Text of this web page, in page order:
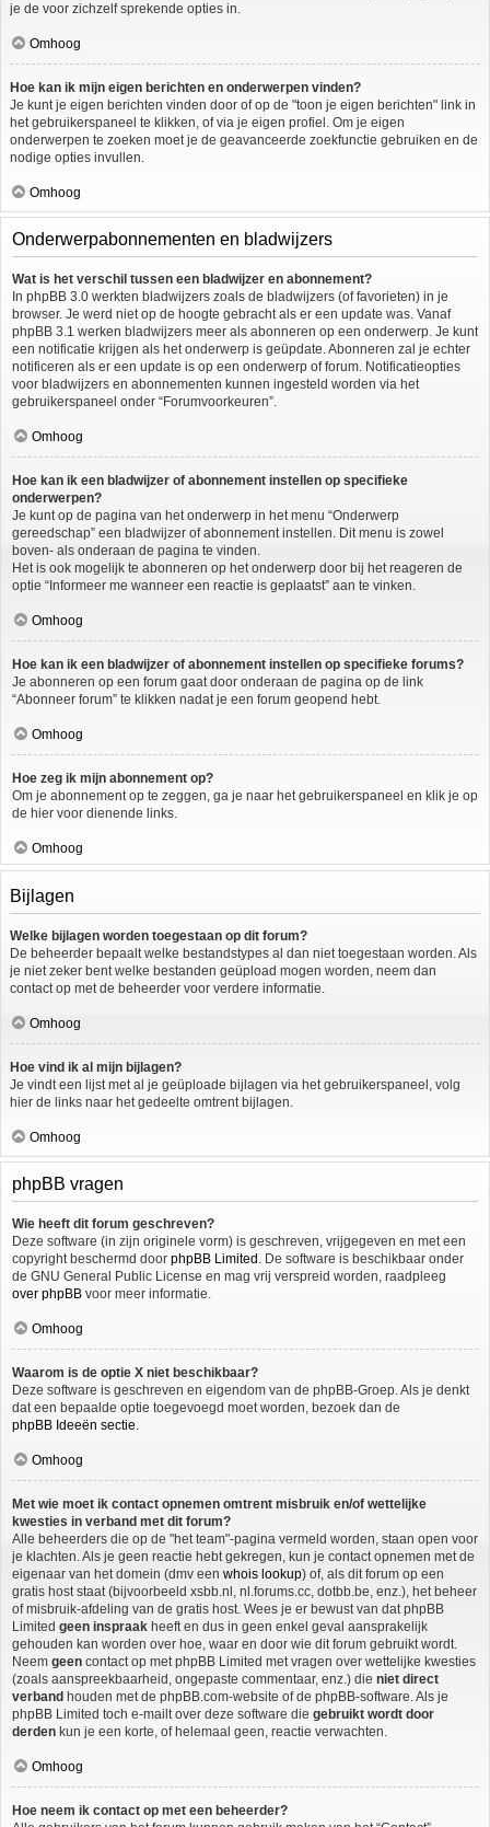
je de voor zichzelf sprekende opties in.
Omhoog
Hoe kan ik mijn eigen berichten en onderwerpen vinden?
Je kunt je eigen berichten vinden door of op de "toon je eigen berichten" link in
het gebruikerspaneel te klikken, of via je eigen profiel. Om je eigen
onderwerpen te zoeken moet je de geavanceerde zoekfunctie gebruiken en de
nodige opties invullen.
Omhoog
Onderwerpabonnementen en bladwijzers
Wat is het verschil tussen een bladwijzer en abonnement?
In phpBB 3.0 werkten bladwijzers zoals de bladwijzers (of favorieten) in je
browser. Je werd niet op de hoogte gebracht als er een update was. Vanaf
phpBB 3.1 werken bladwijzers meer als abonneren op een onderwerp. Je kunt
een notificatie krijgen als het onderwerp is geüpdate. Abonneren zal je echter
notificeren als er een update is op een onderwerp of forum. Notificatieopties
voor bladwijzers en abonnementen kunnen ingesteld worden via het
gebruikerspaneel onder “Forumvoorkeuren”.
Omhoog
Hoe kan ik een bladwijzer of abonnement instellen op specifieke
onderwerpen?
Je kunt op de pagina van het onderwerp in het menu “Onderwerp
gereedschap” een bladwijzer of abonnement instellen. Dit menu is zowel
boven- als onderaan de pagina te vinden.
Het is ook mogelijk te abonneren op het onderwerp door bij het reageren de
optie “Informeer me wanneer een reactie is geplaatst” aan te vinken.
Omhoog
Hoe kan ik een bladwijzer of abonnement instellen op specifieke forums?
Je abonneren op een forum gaat door onderaan de pagina op de link
“Abonneer forum” te klikken nadat je een forum geopend hebt.
Omhoog
Hoe zeg ik mijn abonnement op?
Om je abonnement op te zeggen, ga je naar het gebruikerspaneel en klik je op
de hier voor dienende links.
Omhoog
Bijlagen
Welke bijlagen worden toegestaan op dit forum?
De beheerder bepaalt welke bestandstypes al dan niet toegestaan worden. Als
je niet zeker bent welke bestanden geüpload mogen worden, neem dan
contact op met de beheerder voor verdere informatie.
Omhoog
Hoe vind ik al mijn bijlagen?
Je vindt een lijst met al je geüploade bijlagen via het gebruikerspaneel, volg
hier de links naar het gedeelte omtrent bijlagen.
Omhoog
phpBB vragen
Wie heeft dit forum geschreven?
Deze software (in zijn originele vorm) is geschreven, vrijgegeven en met een
copyright beschermd door phpBB Limited . De software is beschikbaar onder
de GNU General Public License en mag vrij verspreid worden, raadpleeg
over phpBB voor meer informatie.
Omhoog
Waarom is de optie X niet beschikbaar?
Deze software is geschreven en eigendom van de phpBB-Groep. Als je denkt
dat een bepaalde optie toegevoegd moet worden, bezoek dan de
phpBB Ideeën sectie.
Omhoog
Met wie moet ik contact opnemen omtrent misbruik en/of wettelijke
kwesties in verband met dit forum?
Alle beheerders die op de "het team"-pagina vermeld worden, staan open voor
je klachten. Als je geen reactie hebt gekregen, kun je contact opnemen met de
eigenaar van het domein (dmv een whois lookup) of, als dit forum op een
gratis host staat (bijvoorbeeld xsbb.nl, nl.forums.cc, dotbb.be, enz.), het beheer
of misbruik-afdeling van de gratis host. Wees je er bewust van dat phpBB
Limited geen inspraak heeft en dus in geen enkel geval aansprakelijk
gehouden kan worden over hoe, waar en door wie dit forum gebruikt wordt.
Neem geen contact op met phpBB Limited met vragen over wettelijke kwesties
(zoals aanspreekbaarheid, ongepaste commentaar, enz.) die niet direct
verband houden met de phpBB.com-website of de phpBB-software. Als je
phpBB Limited toch e-mailt over deze software die gebruikt wordt door
derden kun je een korte, of helemaal geen, reactie verwachten.
Omhoog
Hoe neem ik contact op met een beheerder?